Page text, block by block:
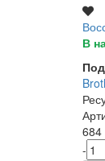
В
684
-